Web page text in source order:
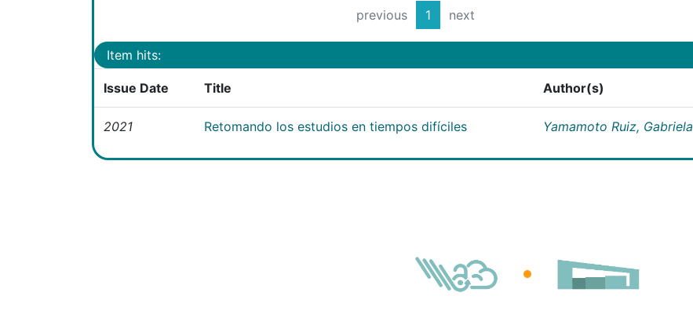
previous 1 next
Item hits:
Issue Date Title Author(s)
2021 Retomando los estudios en tiempos difíciles Yamamoto Ruiz, Gabriela